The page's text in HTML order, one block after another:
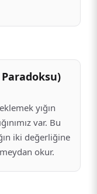
Paradoksu)
yığın
var. Bu
iki değerliğine
okur.